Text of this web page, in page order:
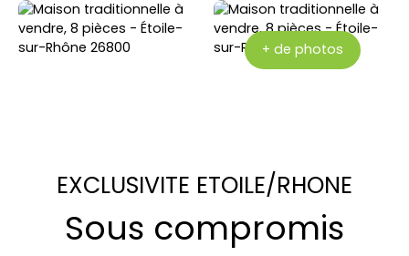
+ de photos
EXCLUSIVITE ETOILE/RHONE
Sous compromis